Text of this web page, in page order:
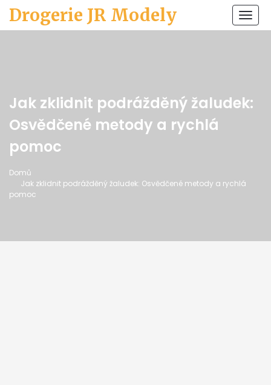
Drogerie JR Modely
Jak zklidnit podrážděný žaludek:
Osvědčené metody a rychlá
pomoc
Domů
Jak zklidnit podrážděný žaludek: Osvědčené metody a rychlá
pomoc